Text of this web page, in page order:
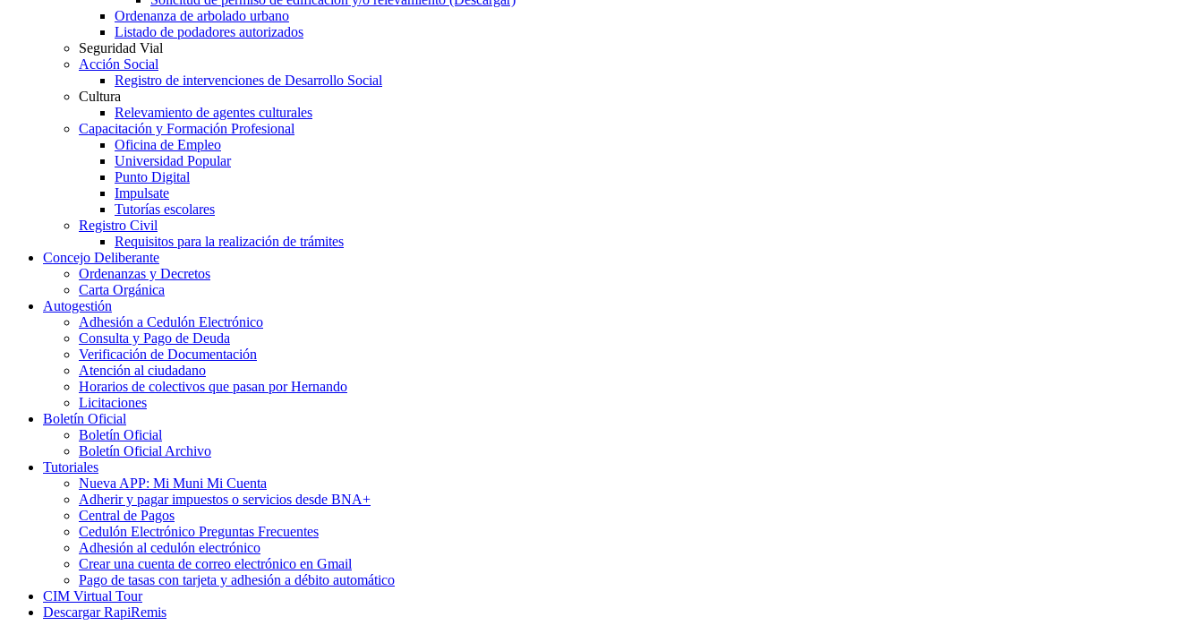
Ordenanza de arbolado urbano
Listado de podadores autorizados
Seguridad Vial
Acción Social
Registro de intervenciones de Desarrollo Social
Cultura
Relevamiento de agentes culturales
Capacitación y Formación Profesional
Oficina de Empleo
Universidad Popular
Punto Digital
Impulsate
Tutorías escolares
Registro Civil
Requisitos para la realización de trámites
Concejo Deliberante
Ordenanzas y Decretos
Carta Orgánica
Autogestión
Adhesión a Cedulón Electrónico
Consulta y Pago de Deuda
Verificación de Documentación
Atención al ciudadano
Horarios de colectivos que pasan por Hernando
Licitaciones
Boletín Oficial
Boletín Oficial
Boletín Oficial Archivo
Tutoriales
Nueva APP: Mi Muni Mi Cuenta
Adherir y pagar impuestos o servicios desde BNA+
Central de Pagos
Cedulón Electrónico Preguntas Frecuentes
Adhesión al cedulón electrónico
Crear una cuenta de correo electrónico en Gmail
Pago de tasas con tarjeta y adhesión a débito automático
CIM Virtual Tour
Descargar RapiRemis